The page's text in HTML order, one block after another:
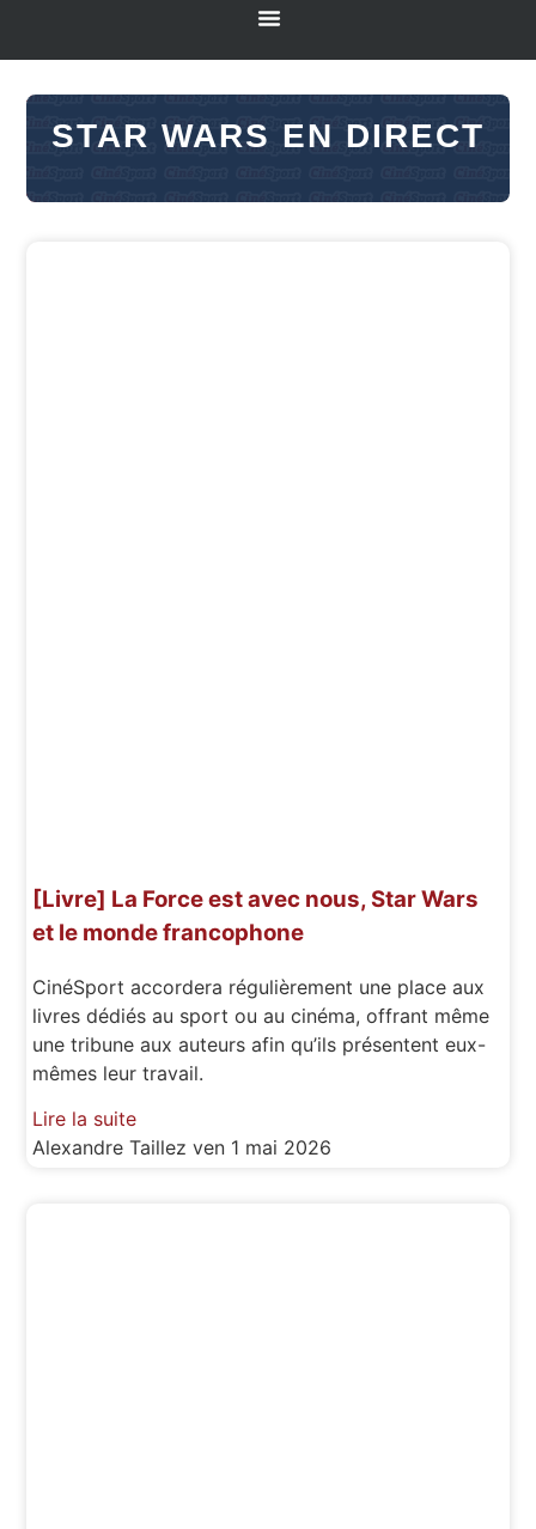
STAR WARS EN DIRECT
[Livre] La Force est avec nous, Star Wars
et le monde francophone
CinéSport accordera régulièrement une place aux
livres dédiés au sport ou au cinéma, offrant même
une tribune aux auteurs afin qu’ils présentent eux-
mêmes leur travail.
Lire la suite
Alexandre Taillezven 1 mai 2026